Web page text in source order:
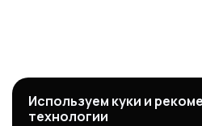
Используем куки и
технологии